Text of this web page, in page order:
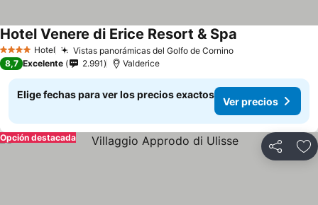
4 EstrellasHotel Vistas panorámicas del Golfo de CorninoVer precios
Hotel Venere di Erice Resort & Spa
8,7 Excelente 2.991 Valderice
Elige fechas para ver los precios exactos
Ver precios
Compartir
Opción destacada